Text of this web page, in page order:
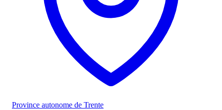
Province autonome de Trente